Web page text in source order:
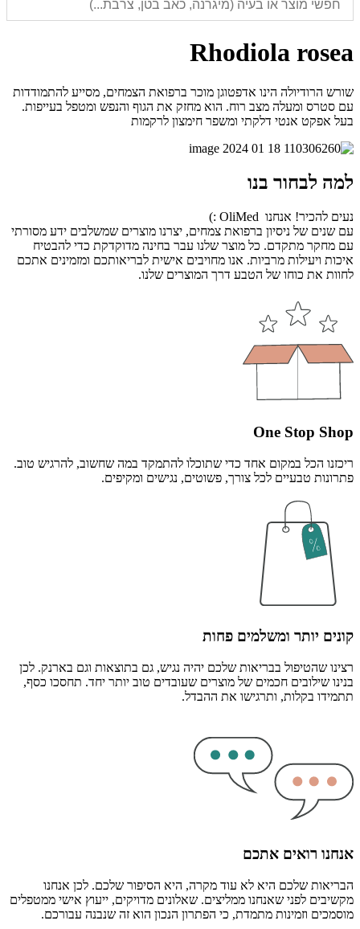
Rhodiola rosea
שורש הרודיולה הינו אדפטוגן מוכר ברפואת הצמחים, מסייע להתמודדות
עם סטרס ומעלה מצב רוח. הוא מחזק את הגוף והנפש ומטפל בעייפות.
בעל אפקט אנטי דלקתי ומשפר חימצון לרקמות
למה לבחור בנו
נעים להכיר! אנחנו OliMed :)
עם שנים של ניסיון ברפואת צמחים, יצרנו מוצרים שמשלבים ידע מסורתי
עם מחקר מתקדם. כל מוצר שלנו עבר בחינה מדוקדקת כדי להבטיח
איכות ויעילות מרביות. אנו מחויבים אישית לבריאותכם ומזמינים אתכם
לחוות את כוחו של הטבע דרך המוצרים שלנו.
One Stop Shop
ריכזנו הכל במקום אחד כדי שתוכלו להתמקד במה שחשוב, להרגיש טוב.
פתרונות טבעיים לכל צורך, פשוטים, נגישים ומקיפים.
קונים יותר ומשלמים פחות
רצינו שהטיפול בבריאות שלכם יהיה נגיש, גם בתוצאות וגם בארנק. לכן
בנינו שילובים חכמים של מוצרים שעובדים טוב יותר יחד. תחסכו כסף,
תתמידו בקלות, ותרגישו את ההבדל.
אנחנו רואים אתכם
הבריאות שלכם היא לא עוד מקרה, היא הסיפור שלכם. לכן אנחנו
מקשיבים לפני שאנחנו ממליצים. שאלונים מדויקים, ייעוץ אישי ממטפלים
מוסמכים וזמינות מתמדת, כי הפתרון הנכון הוא זה שנבנה עבורכם.